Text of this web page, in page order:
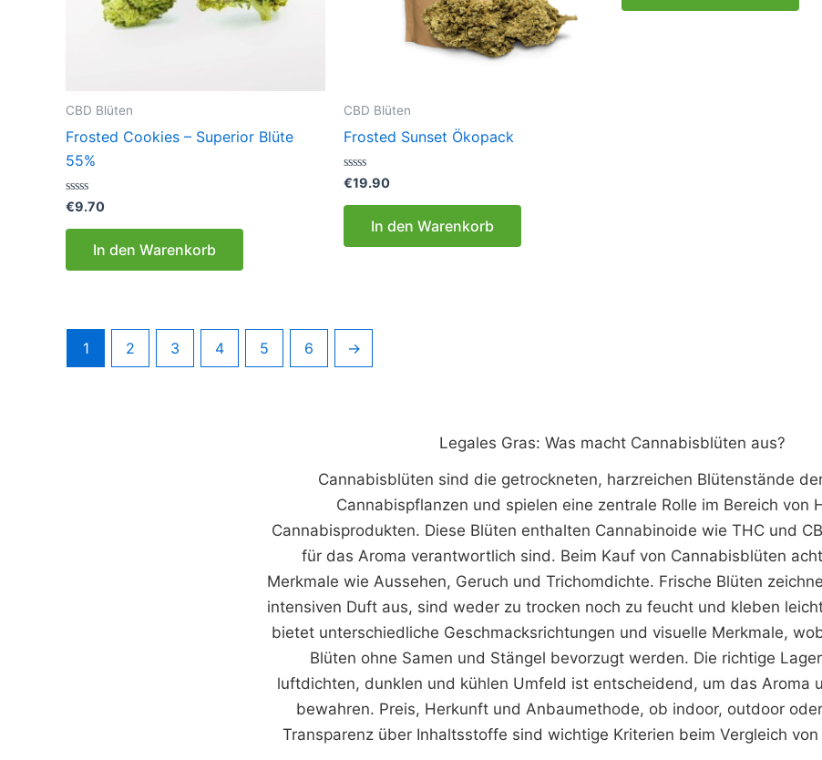
CBD Blüten
Frosted Cookies – Superior Blüte
55%
Bewertet
mit
0
€9.70
In den Warenkorb
CBD Blüten
Frosted Sunset Ökopack
Bewertet
mit
0
€19.90
In den Warenkorb
1 2 3 4 5 6 →
Legales Gras: Was macht Cannabisblüten aus?
Cannabisblüten sind die getrockneten, harzreichen Blütenstände
Cannabispflanzen und spielen eine zentrale Rolle im Bereich von
Cannabisprodukten. Diese Blüten enthalten Cannabinoide wie THC und
für das Aroma verantwortlich sind. Beim Kauf von Cannabisblüten
Merkmale wie Aussehen, Geruch und Trichomdichte. Frische Blüten
intensiven Duft aus, sind weder zu trocken noch zu feucht und kleben
bietet unterschiedliche Geschmacksrichtungen und visuelle Merkmale,
Blüten ohne Samen und Stängel bevorzugt werden. Die richtige
luftdichten, dunklen und kühlen Umfeld ist entscheidend, um das Aroma
bewahren. Preis, Herkunft und Anbaumethode, ob indoor, outdoor
Transparenz über Inhaltsstoffe sind wichtige Kriterien beim Vergleich